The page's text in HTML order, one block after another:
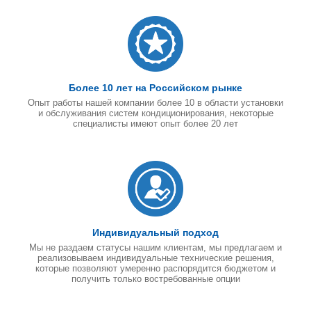
Более 10 лет на Российском рынке
Опыт работы нашей компании более 10 в области установки
и обслуживания систем кондиционирования, некоторые
специалисты имеют опыт более 20 лет
Индивидуальный подход
Мы не раздаем статусы нашим клиентам, мы предлагаем и
реализовываем индивидуальные технические решения,
которые позволяют умеренно распорядится бюджетом и
получить только востребованные опции